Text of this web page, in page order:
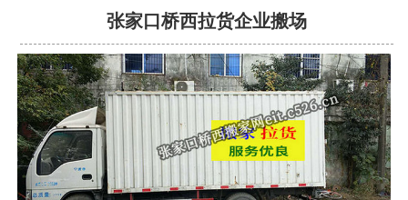
张家口桥西拉货企业搬场